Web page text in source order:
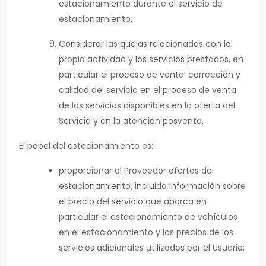
estacionamiento durante el servicio de
estacionamiento.
Considerar las quejas relacionadas con la
propia actividad y los servicios prestados, en
particular el proceso de venta: corrección y
calidad del servicio en el proceso de venta
de los servicios disponibles en la oferta del
Servicio y en la atención posventa.
El papel del estacionamiento es:
proporcionar al Proveedor ofertas de
estacionamiento, incluida información sobre
el precio del servicio que abarca en
particular el estacionamiento de vehículos
en el estacionamiento y los precios de los
servicios adicionales utilizados por el Usuario;